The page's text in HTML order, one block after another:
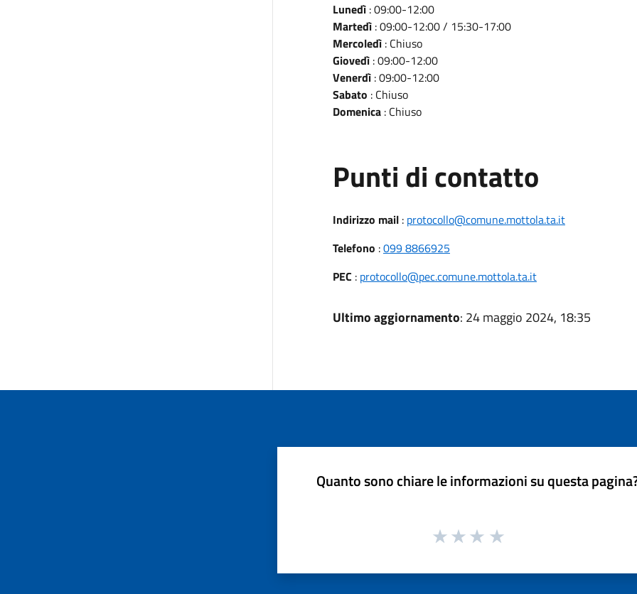
Lunedì: 09:00-12:00
Martedì: 09:00-12:00 / 15:30-17:00
Mercoledì: Chiuso
Giovedì: 09:00-12:00
Venerdì: 09:00-12:00
Sabato : Chiuso
Domenica: Chiuso
Punti di contatto
Indirizzo mail: protocollo@comune.mottola.ta.it
Telefono :099 8866925
PEC : protocollo@pec.comune.mottola.ta.it
Ultimo aggiornamento: 24 maggio 2024, 18:35
Quanto sono chiare le informazioni su questa